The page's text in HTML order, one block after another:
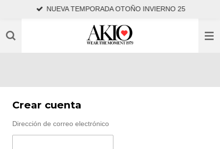
contenido
NUEVA TEMPORADA OTOÑO INVIERNO 25
Crear cuenta
Dirección de correo electrónico